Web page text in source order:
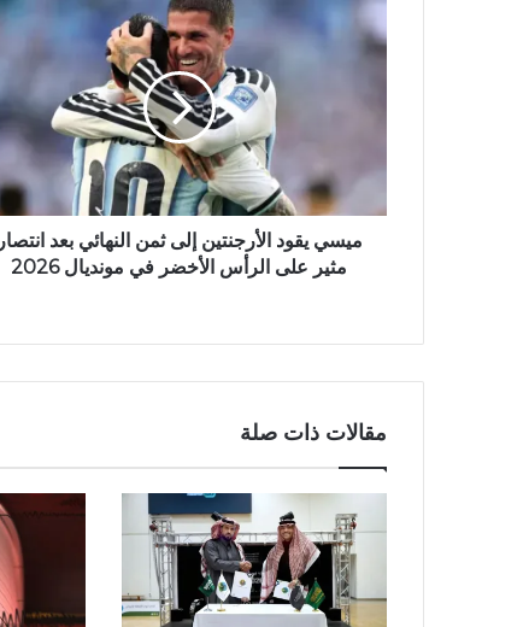
ي
ب
ميسي يقود الأرجنتين إلى ثمن النهائي بعد انتصار
مثير على الرأس الأخضر في مونديال 2026
مقالات ذات صلة